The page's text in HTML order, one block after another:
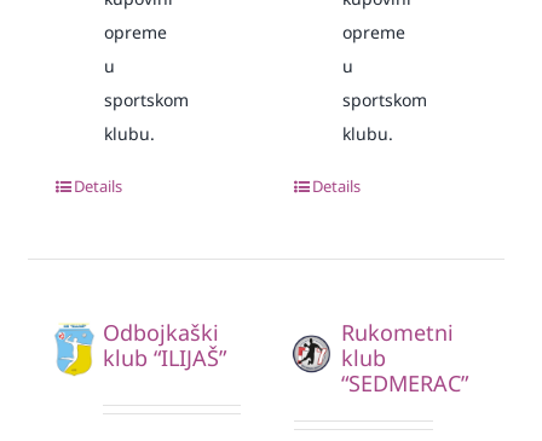
opreme
u
sportskom
klubu.
Details
opreme
u
sportskom
klubu.
Details
Odbojkaški
klub “ILIJAŠ”
Rukometni
klub
“SEDMERAC”